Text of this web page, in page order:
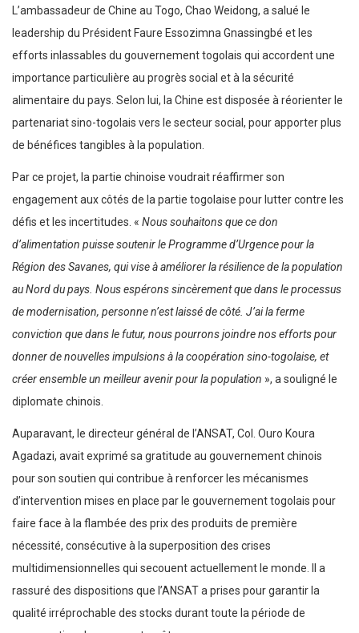
L’ambassadeur de Chine au Togo, Chao Weidong, a salué le
leadership du Président Faure Essozimna Gnassingbé et les
efforts inlassables du gouvernement togolais qui accordent une
importance particulière au progrès social et à la sécurité
alimentaire du pays. Selon lui, la Chine est disposée à réorienter le
partenariat sino-togolais vers le secteur social, pour apporter plus
de bénéfices tangibles à la population.
Par ce projet, la partie chinoise voudrait réaffirmer son
engagement aux côtés de la partie togolaise pour lutter contre les
défis et les incertitudes. « Nous souhaitons que ce don
d’alimentation puisse soutenir le Programme d’Urgence pour la
Région des Savanes, qui vise à améliorer la résilience de la population
au Nord du pays. Nous espérons sincèrement que dans le processus
de modernisation, personne n’est laissé de côté. J’ai la ferme
conviction que dans le futur, nous pourrons joindre nos efforts pour
donner de nouvelles impulsions à la coopération sino-togolaise, et
créer ensemble un meilleur avenir pour la population », a souligné le
diplomate chinois.
Auparavant, le directeur général de l’ANSAT, Col. Ouro Koura
Agadazi, avait exprimé sa gratitude au gouvernement chinois
pour son soutien qui contribue à renforcer les mécanismes
d’intervention mises en place par le gouvernement togolais pour
faire face à la flambée des prix des produits de première
nécessité, consécutive à la superposition des crises
multidimensionnelles qui secouent actuellement le monde. Il a
rassuré des dispositions que l’ANSAT a prises pour garantir la
qualité irréprochable des stocks durant toute la période de